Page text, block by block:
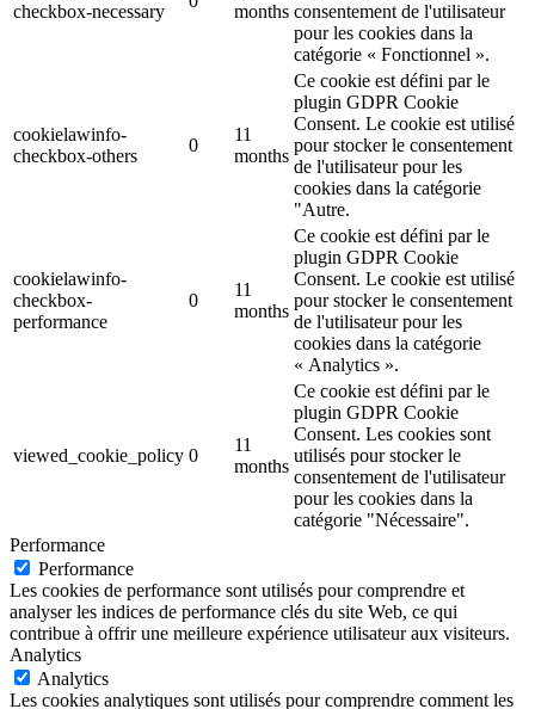
checkbox-necessary
months consentement de l'utilisateur
pour les cookies dans la
catégorie « Fonctionnel ».
cookielawinfo-
checkbox-others
0
11
months
Ce cookie est défini par le
plugin GDPR Cookie
Consent. Le cookie est utilisé
pour stocker le consentement
de l'utilisateur pour les
cookies dans la catégorie
"Autre.
cookielawinfo-
checkbox-
performance
0
11
months
Ce cookie est défini par le
plugin GDPR Cookie
Consent. Le cookie est utilisé
pour stocker le consentement
de l'utilisateur pour les
cookies dans la catégorie
« Analytics ».
viewed_cookie_policy 0
11
months
Ce cookie est défini par le
plugin GDPR Cookie
Consent. Les cookies sont
utilisés pour stocker le
consentement de l'utilisateur
pour les cookies dans la
catégorie "Nécessaire".
Performance
Performance
Les cookies de performance sont utilisés pour comprendre et
analyser les indices de performance clés du site Web, ce qui
contribue à offrir une meilleure expérience utilisateur aux visiteurs.
Analytics
Analytics
Les cookies analytiques sont utilisés pour comprendre comment les